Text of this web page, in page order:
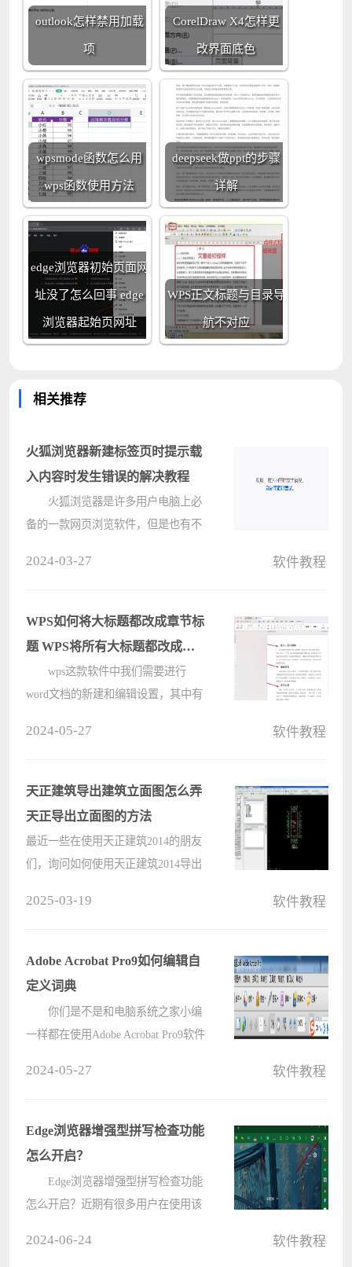
outlook怎样禁用加载
项
CorelDraw X4怎样更
改界面底色
wpsmode函数怎么用
wps函数使用方法
deepseek做ppt的步骤
详解
edge浏览器初始页面网
址没了怎么回事 edge
浏览器起始页网址
WPS正文标题与目录导
航不对应
相关推荐
火狐浏览器新建标签页时提示载
入内容时发生错误的解决教程
火狐浏览器是许多用户电脑上必
备的一款网页浏览软件，但是也有不
击扩展工具图标来进行操作，下面就
让????
2024-03-27 软件教程
WPS如何将大标题都改成章节标
题 WPS将所有大标题都改成章
节标题的方法
wps这款软件中我们需要进行
word文档的新建和编辑设置，其中有
关于如何使用WPS Word文档将所有
大标题更????
2024-05-27 软件教程
天正建筑导出建筑立面图怎么弄
天正导出立面图的方法
最近一些在使用天正建筑2014的朋友
们，询问如何使用天正建筑2014导出
打开已经画好的建筑平面图。在天正
建筑????
2025-03-19 软件教程
Adobe Acrobat Pro9如何编辑自
定义词典
你们是不是和电脑系统之家小编
一样都在使用Adobe Acrobat Pro9软件
Adobe Acrobat Pro9编辑自定义词典的
方????
2024-05-27 软件教程
Edge浏览器增强型拼写检查功能
怎么开启？
Edge浏览器增强型拼写检查功能
怎么开启？近期有很多用户在使用该
2024-06-24 软件教程